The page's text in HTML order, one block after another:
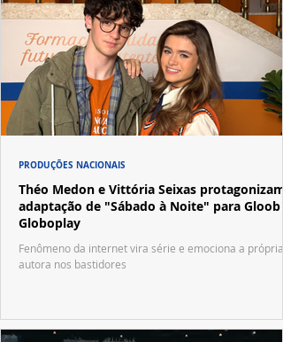
Théo Medon e Vittória Seixas protagonizam
adaptação de "Sábado à Noite" para Gloob e
Globoplay
Fenômeno da internet vira série e emociona a própria
autora nos bastidores
PRODUÇÕES NACIONAIS